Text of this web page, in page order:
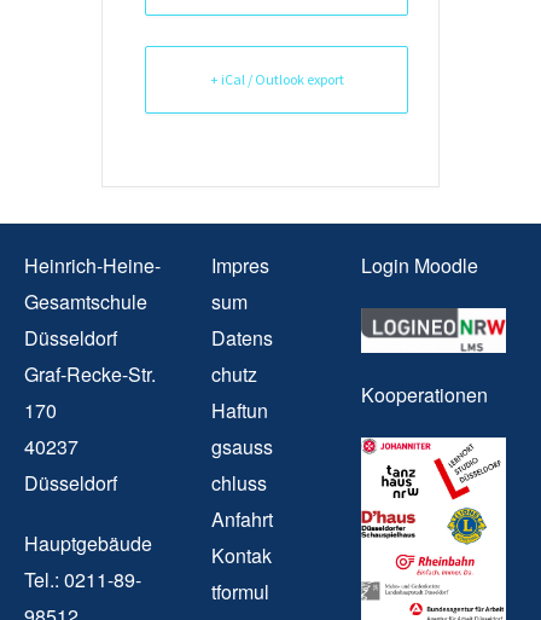
+ iCal / Outlook export
Heinrich-Heine-
Gesamtschule
Düsseldorf
Graf-Recke-Str.
170
40237
Düsseldorf
Hauptgebäude
Tel.: 0211-89-
Impres
sum
Datens
chutz
Haftun
gsauss
chluss
Anfahrt
Kontak
tformul
Login Moodle
Kooperationen